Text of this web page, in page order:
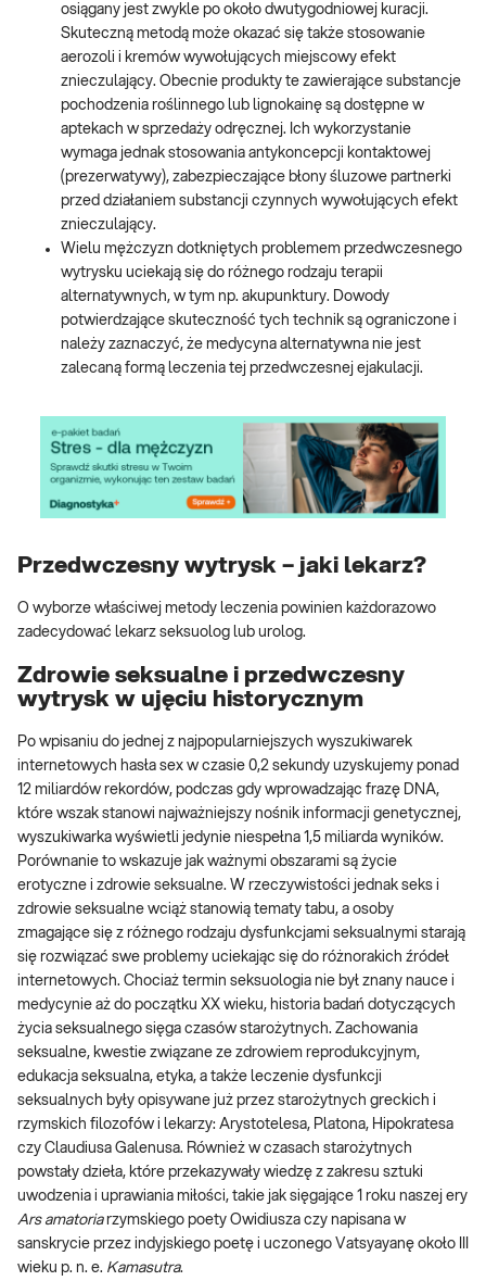
osiągany jest zwykle po około dwutygodniowej kuracji.
Skuteczną metodą może okazać się także stosowanie
aerozoli i kremów wywołujących miejscowy efekt
znieczulający. Obecnie produkty te zawierające substancje
pochodzenia roślinnego lub lignokainę są dostępne w
aptekach w sprzedaży odręcznej. Ich wykorzystanie
wymaga jednak stosowania antykoncepcji kontaktowej
(prezerwatywy), zabezpieczające błony śluzowe partnerki
przed działaniem substancji czynnych wywołujących efekt
znieczulający.
Wielu mężczyzn dotkniętych problemem przedwczesnego
wytrysku uciekają się do różnego rodzaju terapii
alternatywnych, w tym np. akupunktury. Dowody
potwierdzające skuteczność tych technik są ograniczone i
należy zaznaczyć, że medycyna alternatywna nie jest
zalecaną formą leczenia tej przedwczesnej ejakulacji.
Przedwczesny wytrysk – jaki lekarz?
O wyborze właściwej metody leczenia powinien każdorazowo
zadecydować lekarz seksuolog lub urolog.
Zdrowie seksualne i przedwczesny
wytrysk w ujęciu historycznym
Po wpisaniu do jednej z najpopularniejszych wyszukiwarek
internetowych hasła sex w czasie 0,2 sekundy uzyskujemy ponad
12 miliardów rekordów, podczas gdy wprowadzając frazę DNA,
które wszak stanowi najważniejszy nośnik informacji genetycznej,
wyszukiwarka wyświetli jedynie niespełna 1,5 miliarda wyników.
Porównanie to wskazuje jak ważnymi obszarami są życie
erotyczne i zdrowie seksualne. W rzeczywistości jednak seks i
zdrowie seksualne wciąż stanowią tematy tabu, a osoby
zmagające się z różnego rodzaju dysfunkcjami seksualnymi starają
się rozwiązać swe problemy uciekając się do różnorakich źródeł
internetowych. Chociaż termin seksuologia nie był znany nauce i
medycynie aż do początku XX wieku, historia badań dotyczących
życia seksualnego sięga czasów starożytnych. Zachowania
seksualne, kwestie związane ze zdrowiem reprodukcyjnym,
edukacja seksualna, etyka, a także leczenie dysfunkcji
seksualnych były opisywane już przez starożytnych greckich i
rzymskich filozofów i lekarzy: Arystotelesa, Platona, Hipokratesa
czy Claudiusa Galenusa. Również w czasach starożytnych
powstały dzieła, które przekazywały wiedzę z zakresu sztuki
uwodzenia i uprawiania miłości, takie jak sięgające 1 roku naszej ery
Ars amatoriarzymskiego poety Owidiusza czy napisana w
sanskrycie przez indyjskiego poetę i uczonego Vatsyayanę około III
wieku p. n. e. Kamasutra.